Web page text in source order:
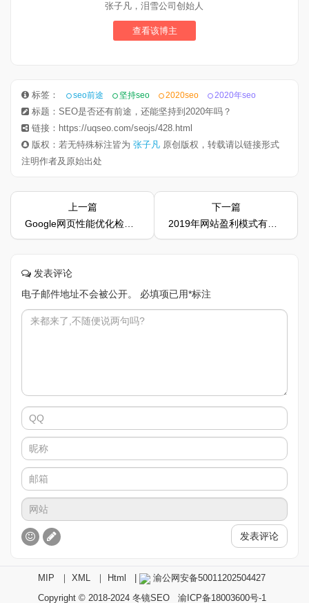
张子凡，泪雪公司创始人
查看该博主
标签： seo前途 坚持seo 2020seo 2020年seo
标题：SEO是否还有前途，还能坚持到2020年吗？
链接：https://uqseo.com/seojs/428.html
版权：若无特殊标注皆为 张子凡 原创版权，转载请以链接形式
注明作者及原始出处
上一篇
Google网页性能优化检查工具，提升网站加载速度
下一篇
2019年网站盈利模式有哪些呢
发表评论
电子邮件地址不会被公开。
必填项已用*标注
发表评论
MIP ｜ XML ｜ Html
渝公网安备50011202504427
Copyright © 2018-2024 冬镜SEO 渝ICP备18003600号-1